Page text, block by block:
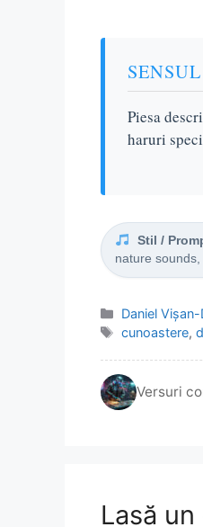
Piesa
haruri
Stil /
nature
Categorii
Daniel
Etichete
cunoastere,
Versuri
Lasă